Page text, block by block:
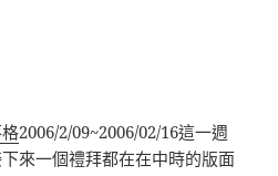
2006/2/09~2006/02/16這一週
來一個禮拜都在在中時的版面